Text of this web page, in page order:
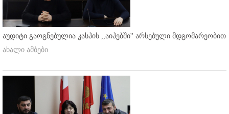
აუდიტი გაოგნებულია კასპის ,,აიპებში'' არსებული მდგომარეობით
ახალი ამბები